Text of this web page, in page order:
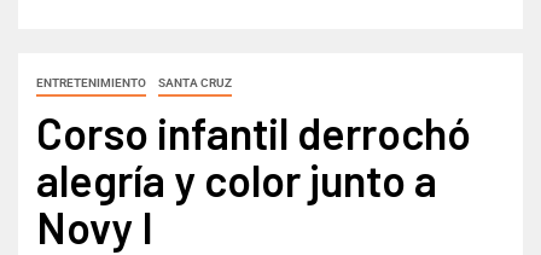
ENTRETENIMIENTO SANTA CRUZ
Corso infantil derrochó
alegría y color junto a
Novy I